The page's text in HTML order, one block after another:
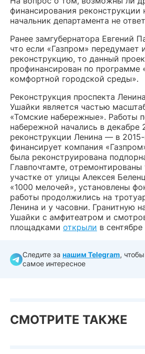
финансирования реконструкции
начальник департамента не
Ранее замгубернатора Евгений
что если «Газпром» передумает
реконструкцию, то данный
профинансирован по программе
комфортной городской среды».
Реконструкция проспекта
Ушайки является частью
«Томские набережные». Работы
набережной начались в декабре
реконструкции Ленина — в
финансирует компания
была реконструирована
Главпочтамте,
участке от улицы Алексея
«1000 мелочей», установлены
работы продолжились на
Ленина и у часовни. Гранитную
Ушайки с амфитеатром и
площадками открыли в
Следите за нашим Telegram,
самое интересное
СМОТРИТЕ ТАКЖЕ